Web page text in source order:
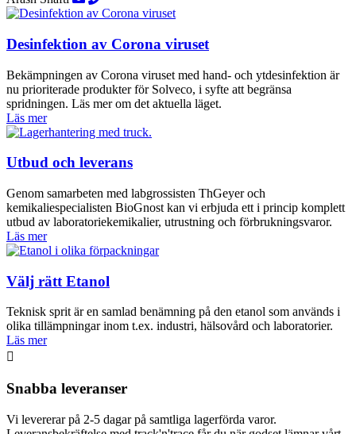
Desinfektion av Corona viruset
Bekämpningen av Corona viruset med hand- och ytdesinfektion är
nu prioriterade produkter för Solveco, i syfte att begränsa
spridningen. Läs mer om det aktuella läget.
Läs mer
Utbud och leverans
Genom samarbeten med labgrossisten ThGeyer och
kemikaliespecialisten BioGnost kan vi erbjuda ett i princip komplett
utbud av laboratoriekemikalier, utrustning och förbrukningsvaror.
Läs mer
Välj rätt Etanol
Teknisk sprit är en samlad benämning på den etanol som används i
olika tillämpningar inom t.ex. industri, hälsovård och laboratorier.
Läs mer
Snabba leveranser
Vi levererar på 2-5 dagar på samtliga lagerförda varor.